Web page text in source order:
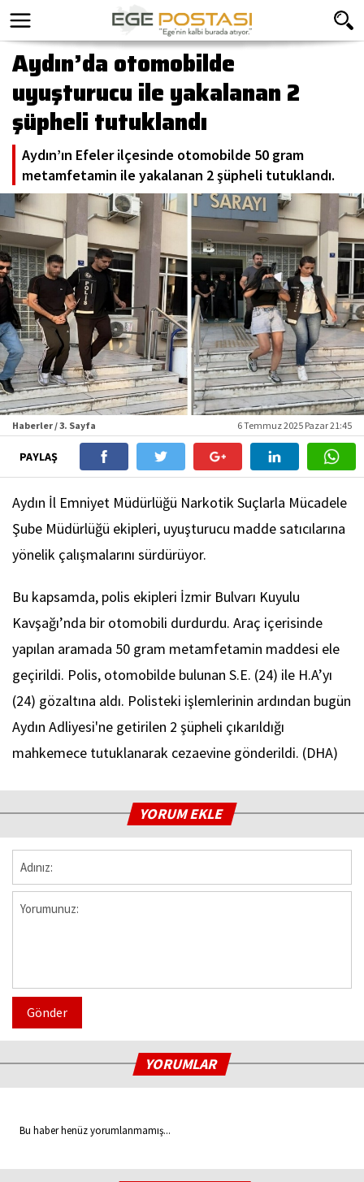
Aydın’da otomobilde
uyuşturucu ile yakalanan 2
şüpheli tutuklandı
Aydın’ın Efeler ilçesinde otomobilde 50 gram
metamfetamin ile yakalanan 2 şüpheli tutuklandı.
Haberler / 3. Sayfa 6 Temmuz 2025 Pazar 21:45
PAYLAŞ
Aydın İl Emniyet Müdürlüğü Narkotik Suçlarla Mücadele
Şube Müdürlüğü ekipleri, uyuşturucu madde satıcılarına
yönelik çalışmalarını sürdürüyor.
Bu kapsamda, polis ekipleri İzmir Bulvarı Kuyulu
Kavşağı’nda bir otomobili durdurdu. Araç içerisinde
yapılan aramada 50 gram metamfetamin maddesi ele
geçirildi. Polis, otomobilde bulunan S.E. (24) ile H.A’yı
(24) gözaltına aldı. Polisteki işlemlerinin ardından bugün
Aydın Adliyesi'ne getirilen 2 şüpheli çıkarıldığı
mahkemece tutuklanarak cezaevine gönderildi. (DHA)
YORUM EKLE
Gönder
YORUMLAR
Bu haber henüz yorumlanmamış...